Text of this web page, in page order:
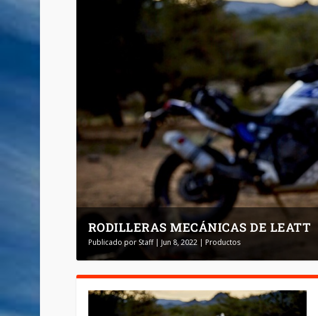
RODILLERAS MECÁNICAS DE LEATT
Publicado porStaff| Jun 8, 2022| Productos